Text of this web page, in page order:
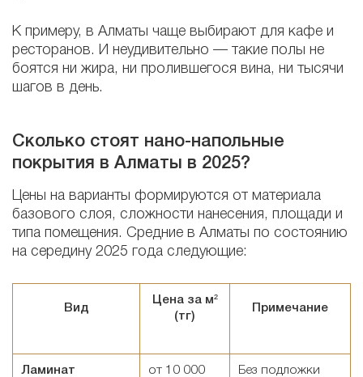
К примеру, в Алматы чаще выбирают для кафе и
ресторанов. И неудивительно — такие полы не
боятся ни жира, ни пролившегося вина, ни тысячи
шагов в день.
Сколько стоят нано-напольные
покрытия в Алматы в 2025?
Цены на варианты формируются от материала
базового слоя, сложности нанесения, площади и
типа помещения. Средние в Алматы по состоянию
на середину 2025 года следующие:
Вид
Цена за м²
(тг)
Примечание
Ламинат от 10 000 Без подложки